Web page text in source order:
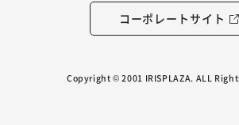
コーポレートサイト
Copyright © 2001 IRISPLAZA. ALL